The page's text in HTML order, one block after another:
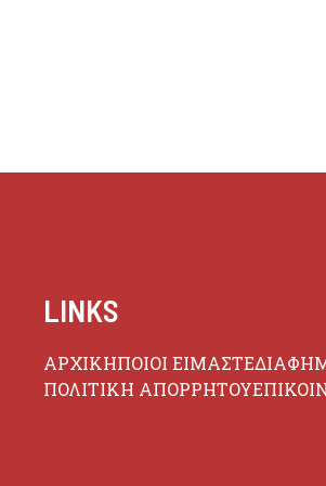
LINKS
ΑΡΧΙΚΗΠΟΙΟΙ ΕΙΜΑΣΤΕ
ΠΟΛΙΤΙΚΗ ΑΠΟΡΡΗΤΟΥ